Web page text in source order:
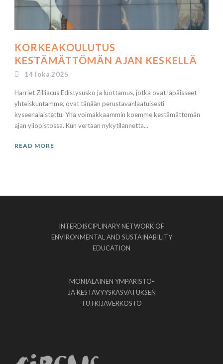
KORKEAKOULUTUS
KESTÄMÄTTÖMÄN AJAN KESKELLÄ
14 loka 2025
Harriet Zilliacus Edistysusko ja luottamus, jotka ovat läpäisseet
yhteiskuntamme, ovat tänään perustavanlaatuisesti
kyseenalaistettu. Yhä voimakkaammin koemme kestämättömän
ajan yliopistossa. Kun vertaan nykytilannetta...
READ MORE
INTERDISCIPLINARY NETWORK OF
ENVIRONMENTAL AND SUSTAINABILITY
EDUCATION
MONIALAINEN YMPÄRISTÖ-
JA KESTÄVYYSKASVATUKSEN
TUTKIJAVERKOSTO